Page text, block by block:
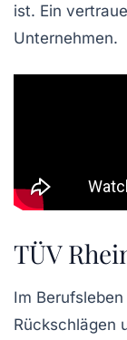
ist. Ein
Unternehmen.
TÜV
Im
Rückschlägen